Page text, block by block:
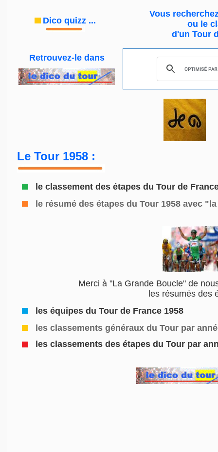
Dico quizz ...
Vous
ou le
d'un Tour
Retrouvez-le dans
Le Tour 1958 :
le classement des étapes du Tour de
le résumé des étapes du Tour 1958 avec
Merci à "La Grande Boucle" de
les résumés des
les équipes du Tour de France 1958
les classements généraux du Tour par
les classements des étapes du Tour par